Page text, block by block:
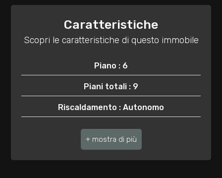
Caratteristiche
Scopri le caratteristiche di questo immobile
Piano : 6
Piani totali : 9
Riscaldamento : Autonomo
Ascensore : Si
Anno di costruzione : 1965
5
minime